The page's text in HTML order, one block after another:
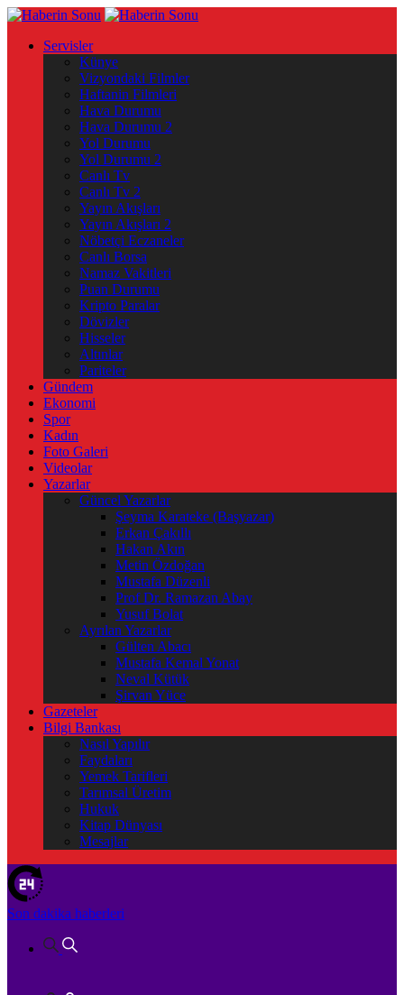
Servisler
Künye
Vizyondaki Filmler
Haftanin Filmleri
Hava Durumu
Hava Durumu 2
Yol Durumu
Yol Durumu 2
Canlı Tv
Canlı Tv 2
Yayın Akışları
Yayın Akışları 2
Nöbetçi Eczaneler
Canlı Borsa
Namaz Vakitleri
Puan Durumu
Kripto Paralar
Dövizler
Hisseler
Altınlar
Pariteler
Gündem
Ekonomi
Spor
Kadın
Foto Galeri
Videolar
Yazarlar
Güncel Yazarlar
Şeyma Karateke (Başyazar)
Erkan Çakıllı
Hakan Akın
Metin Özdoğan
Mustafa Düzenli
Prof Dr. Ramazan Abay
Yusuf Bolat
Ayrılan Yazarlar
Gülten Abacı
Mustafa Kemal Yonat
Neval Kütük
Şirvan Yüce
Gazeteler
Bilgi Bankası
Nasıl Yapılır
Faydaları
Yemek Tarifleri
Tarımsal Üretim
Hukuk
Kitap Dünyası
Mesajlar
Son dakika haberleri